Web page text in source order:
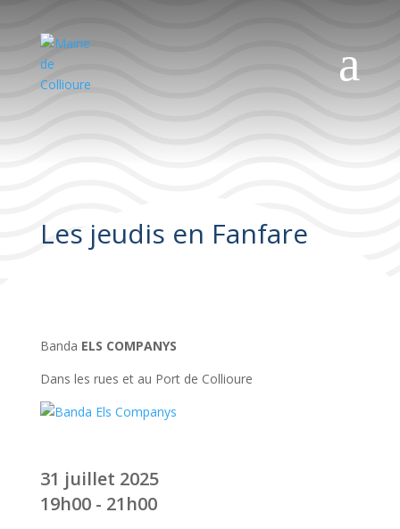
a
Les jeudis en Fanfare
Banda ELS COMPANYS
Dans les rues et au Port de Collioure
31 juillet 2025
19h00 - 21h00